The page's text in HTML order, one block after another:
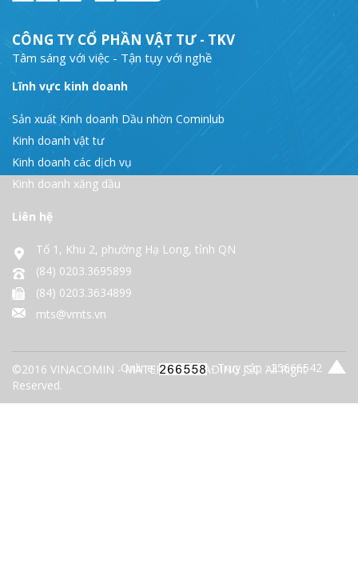
CÔNG TY CỔ PHẦN VẬT TƯ - TKV
Tâm sáng với việc - Tận tụy với nghề
Lĩnh vực kinh doanh
Sản xuất Kinh doanh Dầu nhờn Cominlub
Kinh doanh vật tư
Kinh doanh các dịch vụ
Kinh doanh xăng dầu
Liên hệ
Tổ 1, Khu 2, phường Hạ Long, tỉnh QN
(84) 0203.3695899
(84) 0203.3634899
mts@vmts.vn
©2016 VINACOMIN - MATERIALS TRADING JSC. All Right
Reserved.
Online: - Truy cập : 25666542